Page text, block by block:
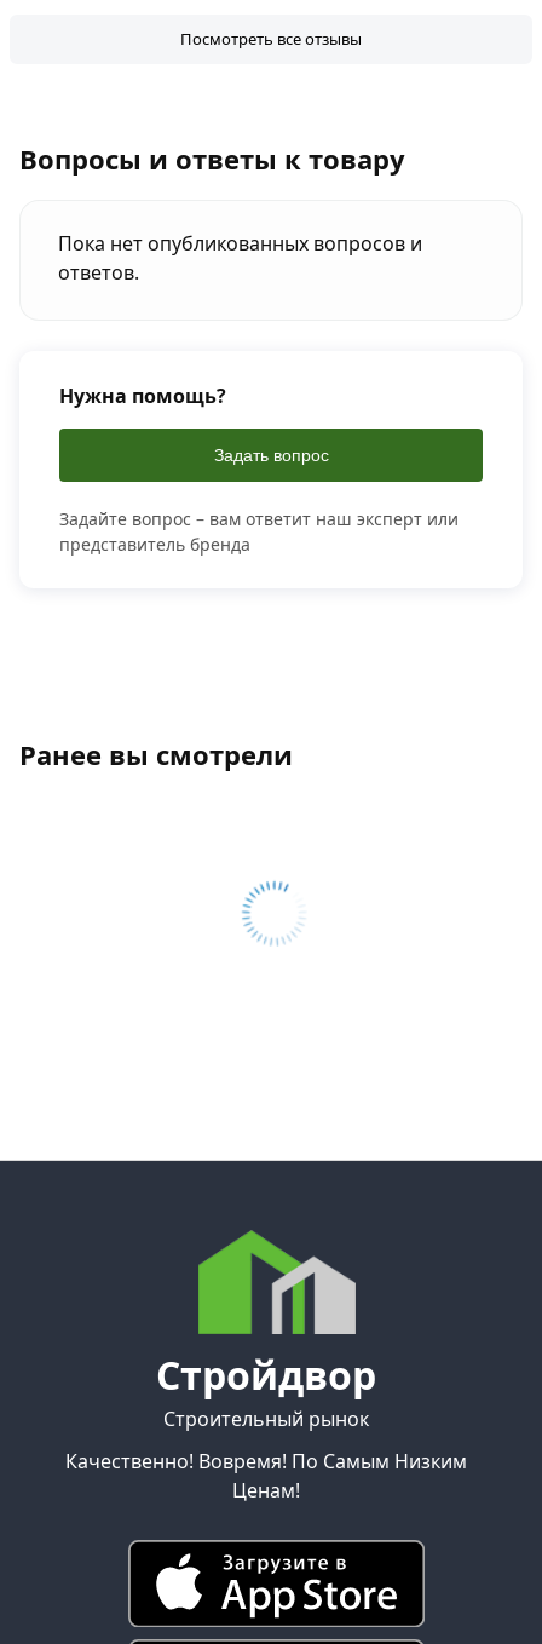
Посмотреть все отзывы
Вопросы и ответы к товару
Пока нет опубликованных вопросов и
ответов.
Нужна помощь?
Задать вопрос
Задайте вопрос – вам ответит наш эксперт или
представитель бренда
Ранее вы смотрели
Стройдвор
Строительный рынок
Качественно! Вовремя! По Самым Низким
Ценам!